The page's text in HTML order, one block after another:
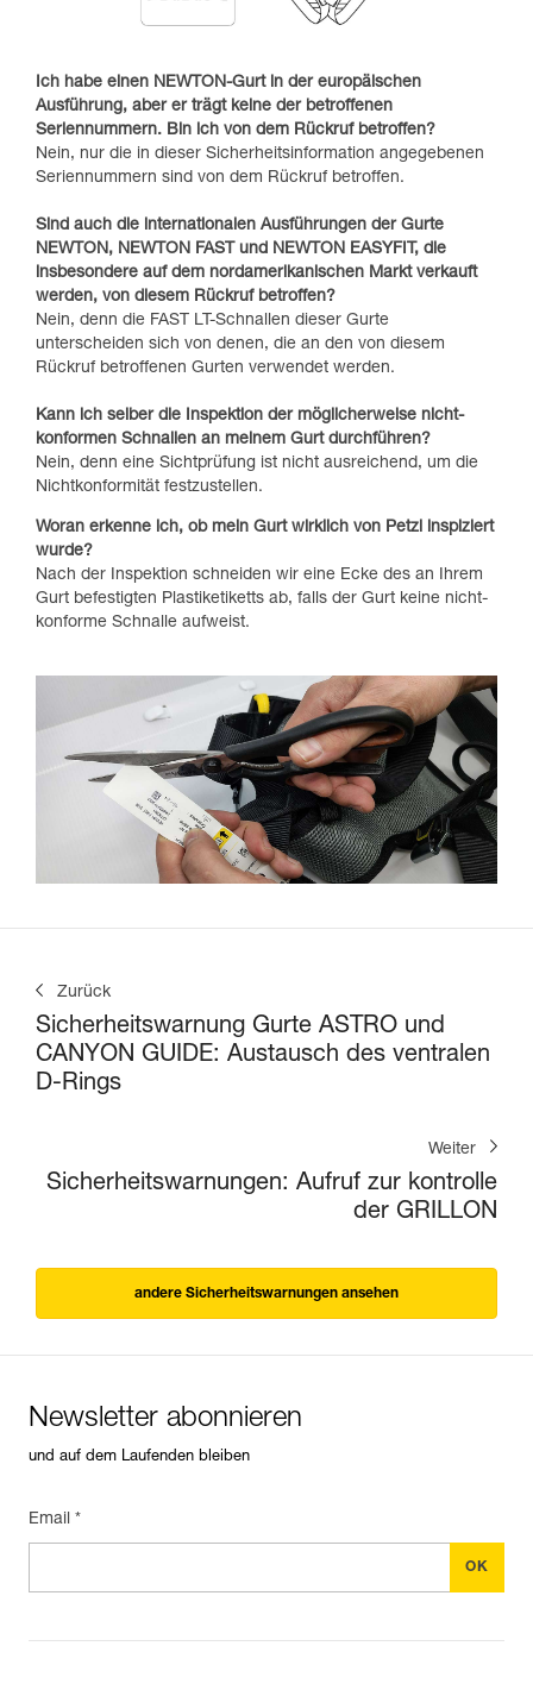
Ich habe einen NEWTON-Gurt in der europäischen
Ausführung, aber er trägt keine der betroffenen
Seriennummern. Bin ich von dem Rückruf betroffen?
Nein, nur die in dieser Sicherheitsinformation angegebenen
Seriennummern sind von dem Rückruf betroffen.
Sind auch die internationalen Ausführungen der Gurte
NEWTON, NEWTON FAST und NEWTON EASYFIT, die
insbesondere auf dem nordamerikanischen Markt verkauft
werden, von diesem Rückruf betroffen?
Nein, denn die FAST LT-Schnallen dieser Gurte
unterscheiden sich von denen, die an den von diesem
Rückruf betroffenen Gurten verwendet werden.
Kann ich selber die Inspektion der möglicherweise nicht-
konformen Schnallen an meinem Gurt durchführen?
Nein, denn eine Sichtprüfung ist nicht ausreichend, um die
Nichtkonformität festzustellen.
Woran erkenne ich, ob mein Gurt wirklich von Petzl inspiziert
wurde?
Nach der Inspektion schneiden wir eine Ecke des an Ihrem
Gurt befestigten Plastiketiketts ab, falls der Gurt keine nicht-
konforme Schnalle aufweist.
Zurück
Sicherheitswarnung Gurte ASTRO und
CANYON GUIDE: Austausch des ventralen
D-Rings
Weiter
Sicherheitswarnungen: Aufruf zur kontrolle
der GRILLON
andere Sicherheitswarnungen ansehen
Newsletter abonnieren
und auf dem Laufenden bleiben
Email *